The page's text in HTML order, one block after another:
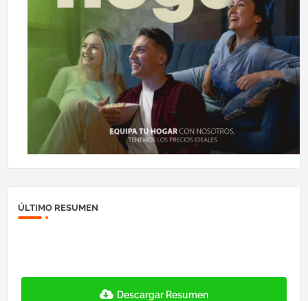
ÚLTIMO RESUMEN
Descargar Resumen